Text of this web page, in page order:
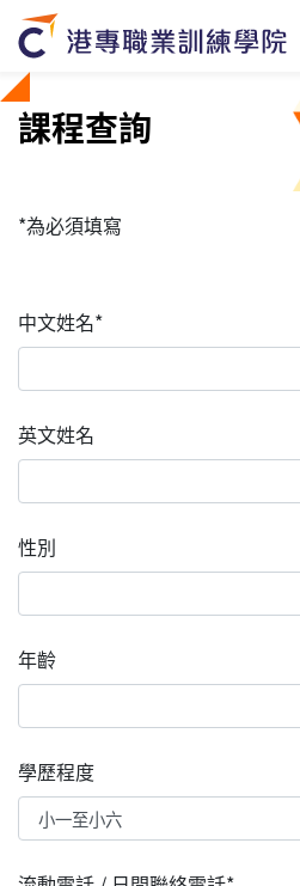
課程查詢
*為必須填寫
中文姓名*
英文姓名
性別
年齡
學歷程度